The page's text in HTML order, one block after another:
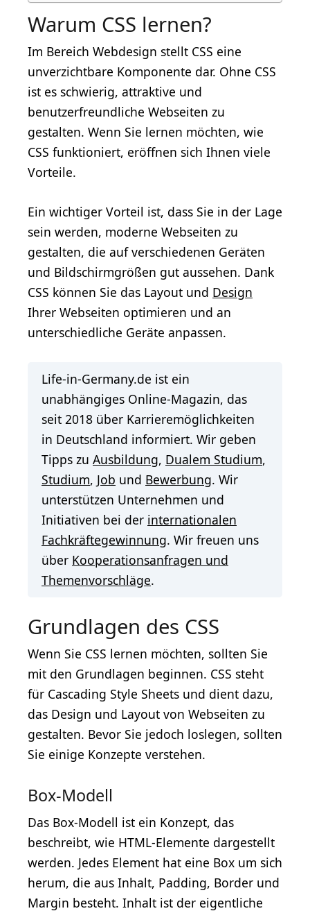
Warum CSS lernen?
Im Bereich Webdesign stellt CSS eine
unverzichtbare Komponente dar. Ohne CSS
ist es schwierig, attraktive und
benutzerfreundliche Webseiten zu
gestalten. Wenn Sie lernen möchten, wie
CSS funktioniert, eröffnen sich Ihnen viele
Vorteile.
Ein wichtiger Vorteil ist, dass Sie in der Lage
sein werden, moderne Webseiten zu
gestalten, die auf verschiedenen Geräten
und Bildschirmgrößen gut aussehen. Dank
CSS können Sie das Layout und Design
Ihrer Webseiten optimieren und an
unterschiedliche Geräte anpassen.
Life-in-Germany.de ist ein
unabhängiges Online-Magazin, das
seit 2018 über Karrieremöglichkeiten
in Deutschland informiert. Wir geben
Tipps zu Ausbildung, Dualem Studium,
Studium, Job und Bewerbung. Wir
unterstützen Unternehmen und
Initiativen bei der internationalen
Fachkräftegewinnung. Wir freuen uns
über Kooperationsanfragen und
Themenvorschläge.
Grundlagen des CSS
Wenn Sie CSS lernen möchten, sollten Sie
mit den Grundlagen beginnen. CSS steht
für Cascading Style Sheets und dient dazu,
das Design und Layout von Webseiten zu
gestalten. Bevor Sie jedoch loslegen, sollten
Sie einige Konzepte verstehen.
Box-Modell
Das Box-Modell ist ein Konzept, das
beschreibt, wie HTML-Elemente dargestellt
werden. Jedes Element hat eine Box um sich
herum, die aus Inhalt, Padding, Border und
Margin besteht. Inhalt ist der eigentliche